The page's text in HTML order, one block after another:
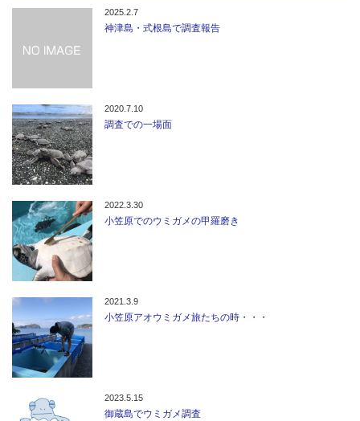
2025.2.7
神津島・式根島で調査報告
2020.7.10
調査での一場面
2022.3.30
小笠原でのウミガメの甲羅磨き
2021.3.9
小笠原アオウミガメ旅たちの時・・・
2023.5.15
御蔵島でウミガメ調査